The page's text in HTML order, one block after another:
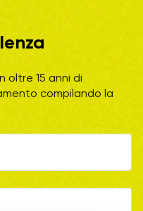
oltre 15 anni di
compilando la